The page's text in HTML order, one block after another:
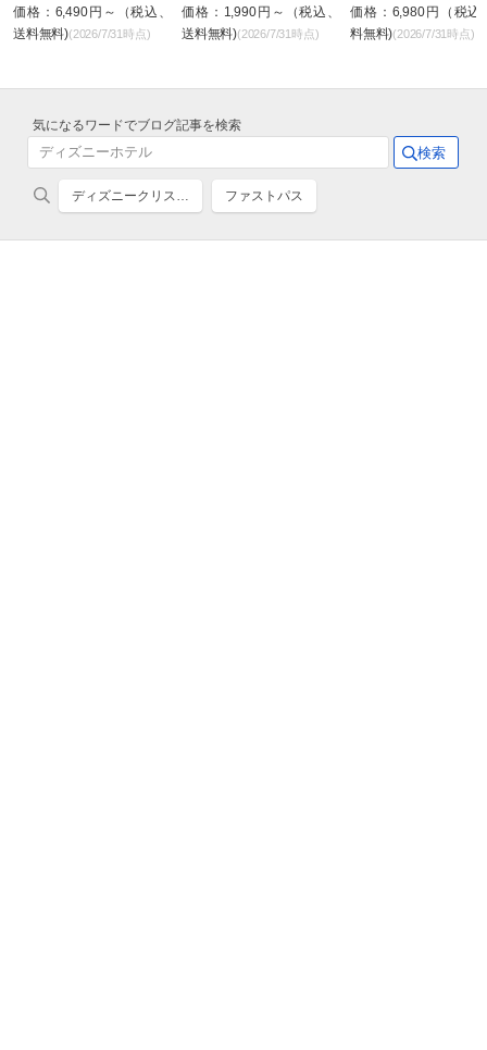
込、
)
価格：1,990円～（税込、
送料無料)(2026/7/31時点)
価格：6,980円（税込、送
料無料)(2026/7/31時点)
価格：1,845円
料無料)(2026/7/31
気になるワードでブログ記事を検索
ディズニークリス… ファストパス